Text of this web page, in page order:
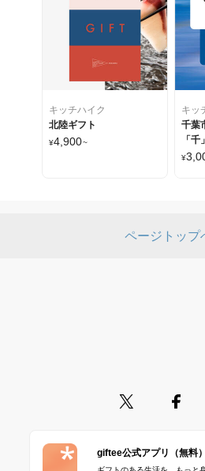
キッチハイク
北陸ギフト
¥4,900~
キッ
千葉
「
¥
ページトップ
giftee公式アプリ（無料）